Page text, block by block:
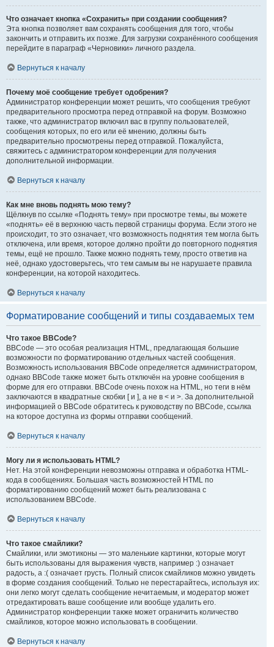
Что означает кнопка «Сохранить» при создании сообщения?
Эта кнопка позволяет вам сохранять сообщения для того, чтобы
закончить и отправить их позже. Для загрузки сохранённого сообщения
перейдите в параграф «Черновики» личного раздела.
Вернуться к началу
Почему моё сообщение требует одобрения?
Администратор конференции может решить, что сообщения требуют
предварительного просмотра перед отправкой на форум. Возможно
также, что администратор включил вас в группу пользователей,
сообщения которых, по его или её мнению, должны быть
предварительно просмотрены перед отправкой. Пожалуйста,
свяжитесь с администратором конференции для получения
дополнительной информации.
Вернуться к началу
Как мне вновь поднять мою тему?
Щёлкнув по ссылке «Поднять тему» при просмотре темы, вы можете
«поднять» её в верхнюю часть первой страницы форума. Если этого не
происходит, то это означает, что возможность поднятия тем могла быть
отключена, или время, которое должно пройти до повторного поднятия
темы, ещё не прошло. Также можно поднять тему, просто ответив на
неё, однако удостоверьтесь, что тем самым вы не нарушаете правила
конференции, на которой находитесь.
Вернуться к началу
Форматирование сообщений и типы создаваемых тем
Что такое BBCode?
BBCode — это особая реализация HTML, предлагающая большие
возможности по форматированию отдельных частей сообщения.
Возможность использования BBCode определяется администратором,
однако BBCode также может быть отключён на уровне сообщения в
форме для его отправки. BBCode очень похож на HTML, но теги в нём
заключаются в квадратные скобки [ и ], а не в < и >. За дополнительной
информацией о BBCode обратитесь к руководству по BBCode, ссылка
на которое доступна из формы отправки сообщений.
Вернуться к началу
Могу ли я использовать HTML?
Нет. На этой конференции невозможны отправка и обработка HTML-
кода в сообщениях. Большая часть возможностей HTML по
форматированию сообщений может быть реализована с
использованием BBCode.
Вернуться к началу
Что такое смайлики?
Смайлики, или эмотиконы — это маленькие картинки, которые могут
быть использованы для выражения чувств, например :) означает
радость, а :( означает грусть. Полный список смайликов можно увидеть
в форме создания сообщений. Только не перестарайтесь, используя их:
они легко могут сделать сообщение нечитаемым, и модератор может
отредактировать ваше сообщение или вообще удалить его.
Администратор конференции также может ограничить количество
смайликов, которое можно использовать в сообщении.
Вернуться к началу